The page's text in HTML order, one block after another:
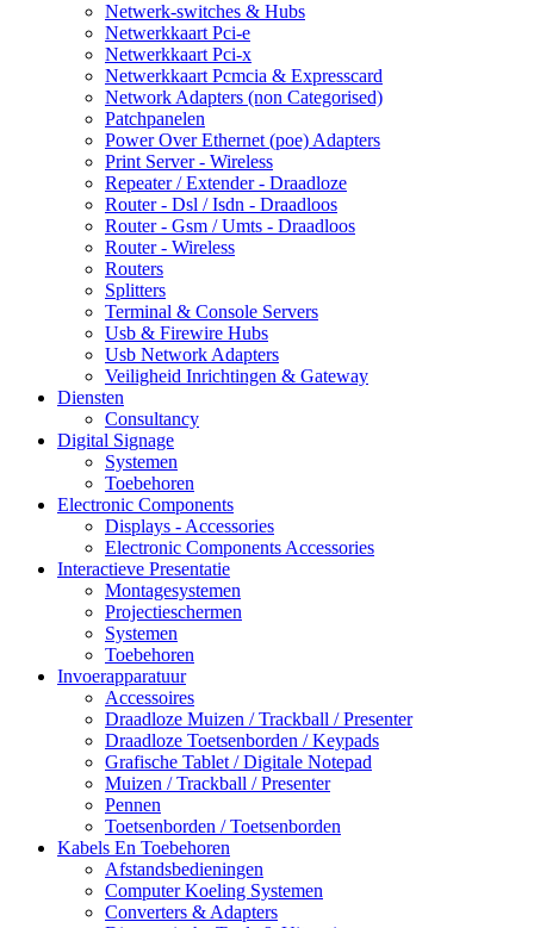
Netwerk-switches & Hubs
Netwerkkaart Pci-e
Netwerkkaart Pci-x
Netwerkkaart Pcmcia & Expresscard
Network Adapters (non Categorised)
Patchpanelen
Power Over Ethernet (poe) Adapters
Print Server - Wireless
Repeater / Extender - Draadloze
Router - Dsl / Isdn - Draadloos
Router - Gsm / Umts - Draadloos
Router - Wireless
Routers
Splitters
Terminal & Console Servers
Usb & Firewire Hubs
Usb Network Adapters
Veiligheid Inrichtingen & Gateway
Diensten
Consultancy
Digital Signage
Systemen
Toebehoren
Electronic Components
Displays - Accessories
Electronic Components Accessories
Interactieve Presentatie
Montagesystemen
Projectieschermen
Systemen
Toebehoren
Invoerapparatuur
Accessoires
Draadloze Muizen / Trackball / Presenter
Draadloze Toetsenborden / Keypads
Grafische Tablet / Digitale Notepad
Muizen / Trackball / Presenter
Pennen
Toetsenborden / Toetsenborden
Kabels En Toebehoren
Afstandsbedieningen
Computer Koeling Systemen
Converters & Adapters